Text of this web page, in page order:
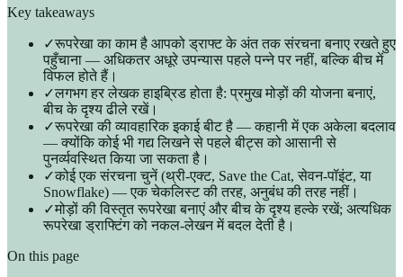
Key takeaways
✓रूपरेखा का काम है आपको ड्राफ्ट के अंत तक संरचना बनाए रखते हुए
पहुँचाना — अधिकतर अधूरे उपन्यास पहले पन्ने पर नहीं, बल्कि बीच में
विफल होते हैं।
✓लगभग हर लेखक हाइब्रिड होता है: प्रमुख मोड़ों की योजना बनाएं,
बीच के दृश्य ढीले रखें।
✓रूपरेखा की व्यावहारिक इकाई बीट है — कहानी में एक अकेला बदलाव
— क्योंकि कोई भी गद्य लिखने से पहले बीट्स को आसानी से
पुनर्व्यवस्थित किया जा सकता है।
✓कोई एक संरचना चुनें (थ्री-एक्ट, Save the Cat, सेवन-पॉइंट, या
Snowflake) — एक चेकलिस्ट की तरह, अनुबंध की तरह नहीं।
✓मोड़ों की विस्तृत रूपरेखा बनाएं और बीच के दृश्य हल्के रखें; अत्यधिक
रूपरेखा ड्राफ्टिंग को नकल-लेखन में बदल देती है।
On this page